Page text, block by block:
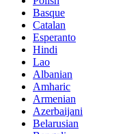
Basque
Catalan
Esperanto
Hindi
Lao
Albanian
Amharic
Armenian
Azerbaijani
Belarusian